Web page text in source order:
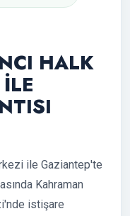
HALK
ile Gaziantep'te
Kahraman
istişare